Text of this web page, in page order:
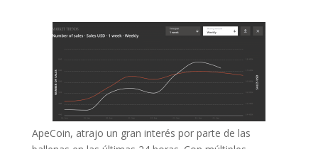
ApeCoin, atrajo un gran interés por parte de las